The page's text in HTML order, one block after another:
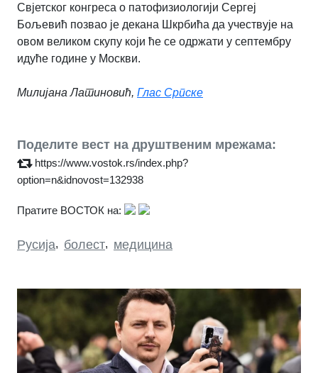
Свјетског конгреса о патофизиологији Сергеј
Бољевић позвао је декана Шкрбића да учествује на
овом великом скупу који ће се одржати у септембру
идуће године у Москви.
Милијана Латиновић, Глас Српске
Поделите вест на друштвеним мрежама:
https://www.vostok.rs/index.php?
option=n&idnovost=132938
Пратите ВОСТОК на:
Русија, болест, медицина